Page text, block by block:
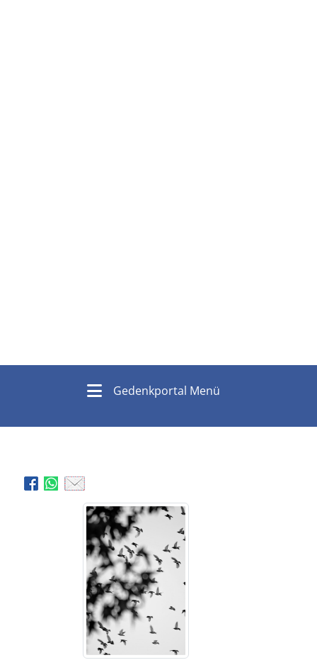
Gedenkportal Menü